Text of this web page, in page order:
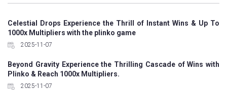
Celestial Drops Experience the Thrill of Instant Wins & Up To
1000x Multipliers with the plinko game
2025-11-07
Beyond Gravity Experience the Thrilling Cascade of Wins with
Plinko & Reach 1000x Multipliers.
2025-11-07